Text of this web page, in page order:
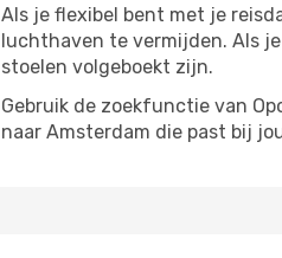
Als je flexibel bent met je
luchthaven te vermijden. Als
stoelen volgeboekt zijn.
Gebruik de zoekfunctie van
naar Amsterdam die past bij